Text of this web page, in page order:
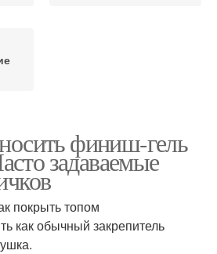
финиш-гель
задаваемые
покрыть топом
как обычный закрепитель